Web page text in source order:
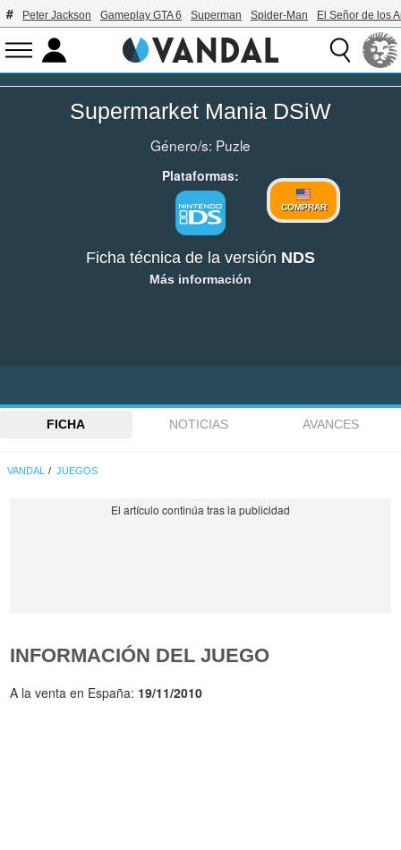
Peter Jackson Gameplay GTA 6 Superman Spider-Man El Señor de los
Supermarket Mania DSiW
Género/s: Puzle
Plataformas:
COMPRAR
Ficha técnica de la versión NDS
Más información
FICHA NOTICIAS AVANCES
VANDAL JUEGOS
INFORMACIÓN DEL JUEGO
A la venta en España: 19/11/2010